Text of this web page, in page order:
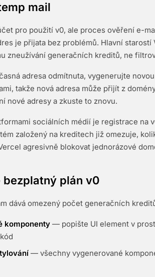
mail
pro použití v0, ale proces ověření e-
je přijata bez problémů. Hlavní starostí
zneužívání generačních kreditů, ne
adresa odmítnuta, vygenerujte
takže nová adresa může přijít z
nové adresy a zkuste to znovu.
sociálních médií je registrace na
založený na kreditech již omezuje,
agresivně blokovat jednorázové
bezplatný plán v0
dává omezený počet generačních
komponenty — popište UI element v
— všechny vygenerované